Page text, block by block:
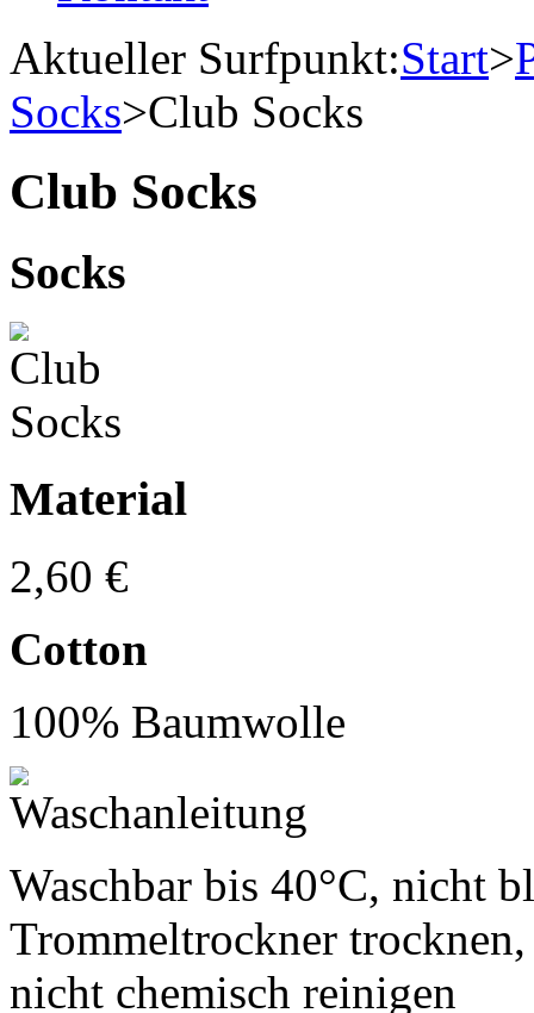
Aktueller Surfpunkt:Start>
Socks>Club Socks
Club Socks
Socks
Material
2,60 €
Cotton
100% Baumwolle
Waschbar bis 40°C, nicht
Trommeltrockner
nicht chemisch reinigen